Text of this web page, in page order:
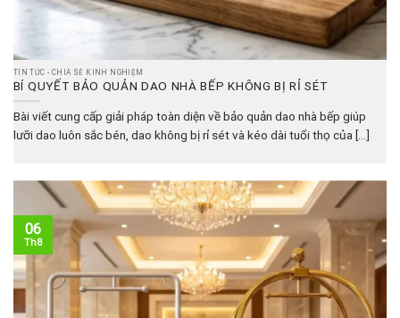
TIN TỨC - CHIA SẺ KINH NGHIỆM
BÍ QUYẾT BẢO QUẢN DAO NHÀ BẾP KHÔNG BỊ RỈ SÉT
Bài viết cung cấp giải pháp toàn diện về bảo quản dao nhà bếp giúp
lưỡi dao luôn sắc bén, dao không bị rỉ sét và kéo dài tuổi thọ của [...]
06
Th8